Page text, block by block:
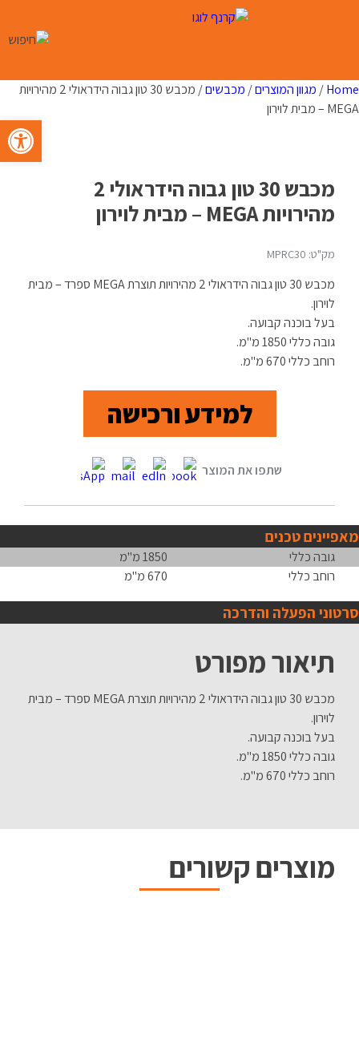
פתח
Home
/ מגוון המוצרים/ מכבשים
/ מכבש 30 טון גבוה הידראולי 2 מהירויות
MEGA – מבית לוירון
מכבש 30 טון גבוה הידראולי 2
מהירויות MEGA – מבית לוירון
מק"ט: MPRC30
מכבש 30 טון גבוה הידראולי 2 מהירויות תוצרת MEGA ספרד – מבית
לוירון.
בעל בוכנה קבועה.
גובה כללי 1850 מ"מ.
רוחב כללי 670 מ"מ.
למידע ורכישה
מאפיינים טכנים
גובה כללי
1850 מ"מ
רוחב כללי
670 מ"מ
סרטוני הפעלה והדרכה
תיאור מפורט
מכבש 30 טון גבוה הידראולי 2 מהירויות תוצרת MEGA ספרד – מבית
לוירון.
בעל בוכנה קבועה.
גובה כללי 1850 מ"מ.
רוחב כללי 670 מ"מ.
מוצרים קשורים